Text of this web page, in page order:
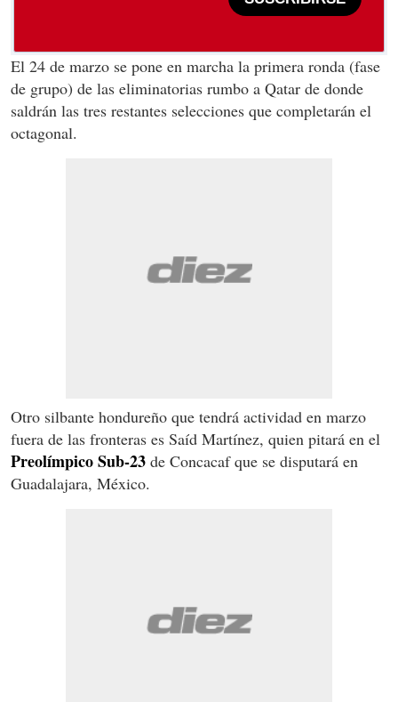
El 24 de marzo se pone en marcha la primera ronda (fase
de grupo) de las eliminatorias rumbo a Qatar de donde
saldrán las tres restantes selecciones que completarán el
octagonal.
Otro silbante hondureño que tendrá actividad en marzo
fuera de las fronteras es Saíd Martínez, quien pitará en el
Preolímpico Sub-23 de Concacaf que se disputará en
Guadalajara, México.